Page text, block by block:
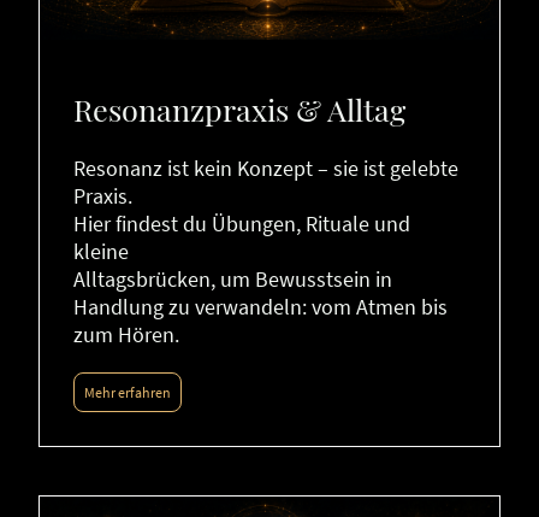
Resonanzpraxis & Alltag
Resonanz ist kein Konzept – sie ist gelebte
Praxis.
Hier findest du Übungen, Rituale und
kleine
Alltagsbrücken, um Bewusstsein in
Handlung zu verwandeln: vom Atmen bis
zum Hören.
Mehr erfahren